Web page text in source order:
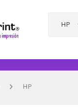
HP
HP